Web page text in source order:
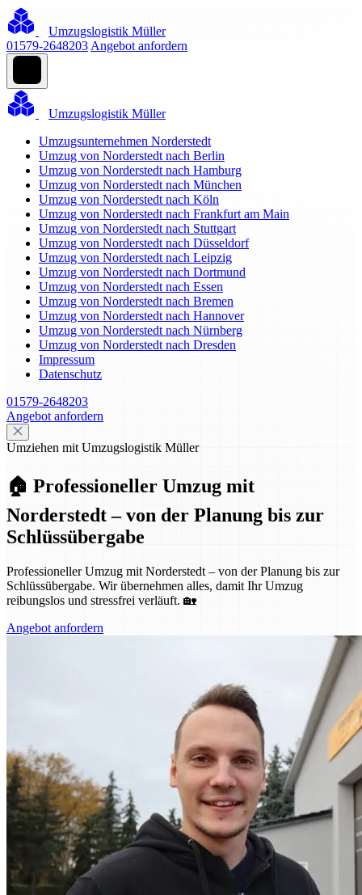
Umzugslogistik Müller
01579-2648203 Angebot anfordern
Umzugslogistik Müller
Umzugsunternehmen Norderstedt
Umzug von Norderstedt nach Berlin
Umzug von Norderstedt nach Hamburg
Umzug von Norderstedt nach München
Umzug von Norderstedt nach Köln
Umzug von Norderstedt nach Frankfurt am Main
Umzug von Norderstedt nach Stuttgart
Umzug von Norderstedt nach Düsseldorf
Umzug von Norderstedt nach Leipzig
Umzug von Norderstedt nach Dortmund
Umzug von Norderstedt nach Essen
Umzug von Norderstedt nach Bremen
Umzug von Norderstedt nach Hannover
Umzug von Norderstedt nach Nürnberg
Umzug von Norderstedt nach Dresden
Impressum
Datenschutz
01579-2648203
Angebot anfordern
Umziehen mit Umzugslogistik Müller
🏠 Professioneller Umzug mit
Norderstedt – von der Planung bis zur
Schlüssübergabe
Professioneller Umzug mit Norderstedt – von der Planung bis zur
Schlüssübergabe. Wir übernehmen alles, damit Ihr Umzug
reibungslos und stressfrei verläuft. 🏡
Angebot anfordern